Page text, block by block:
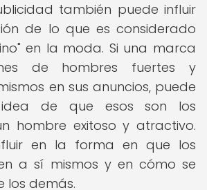
también puede influir
de lo que es considerado
en la moda. Si una marca
de hombres fuertes y
en sus anuncios, puede
de que esos son los
hombre exitoso y atractivo.
en la forma en que los
a sí mismos y en cómo se
los demás.